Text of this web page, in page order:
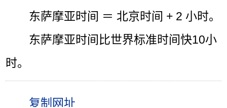
东萨摩亚时间 ＝ 北京时间 + 2 小时。
东萨摩亚时间比世界标准时间快10小
时。